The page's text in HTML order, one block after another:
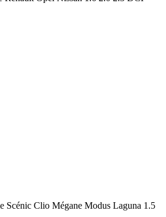
Scénic Clio Mégane Modus Laguna 1.5